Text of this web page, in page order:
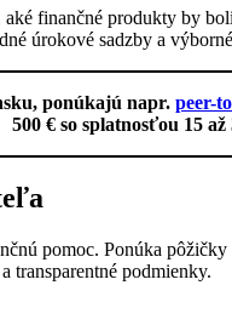
aké finančné produkty by
úrokové sadzby a
ponúkajú napr. peer-
500 € so splatnosťou 15 až
pomoc. Ponúka
transparentné podmienky.